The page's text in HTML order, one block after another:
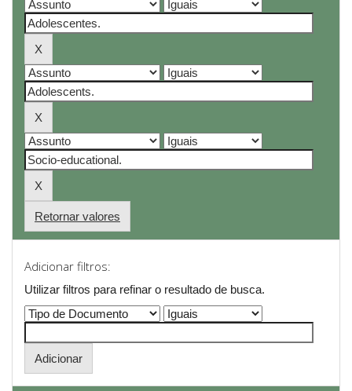
Retornar valores
Adicionar filtros:
Utilizar filtros para refinar o resultado de busca.